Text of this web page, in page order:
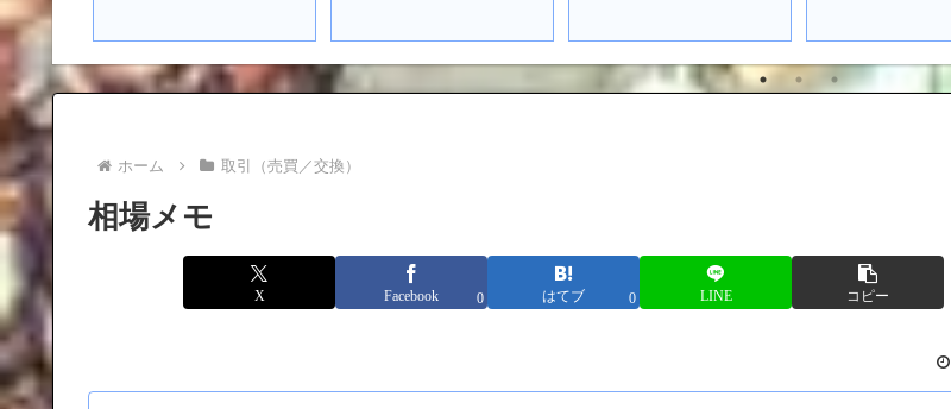
ホーム 取引（売買／交換）
相場メモ
X Facebook 0 はてブ 0 LINE コピー